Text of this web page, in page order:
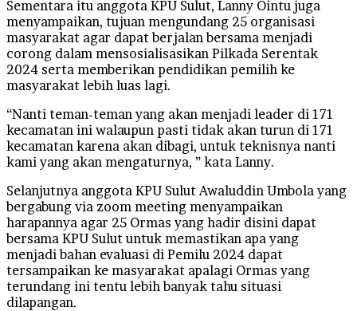
Sementara itu anggota KPU Sulut, Lanny Ointu juga
menyampaikan, tujuan mengundang 25 organisasi
masyarakat agar dapat berjalan bersama menjadi
corong dalam mensosialisasikan Pilkada Serentak
2024 serta memberikan pendidikan pemilih ke
masyarakat lebih luas lagi.
“Nanti teman-teman yang akan menjadi leader di 171
kecamatan ini walaupun pasti tidak akan turun di 171
kecamatan karena akan dibagi, untuk teknisnya nanti
kami yang akan mengaturnya, ” kata Lanny.
Selanjutnya anggota KPU Sulut Awaluddin Umbola yang
bergabung via zoom meeting menyampaikan
harapannya agar 25 Ormas yang hadir disini dapat
bersama KPU Sulut untuk memastikan apa yang
menjadi bahan evaluasi di Pemilu 2024 dapat
tersampaikan ke masyarakat apalagi Ormas yang
terundang ini tentu lebih banyak tahu situasi
dilapangan.